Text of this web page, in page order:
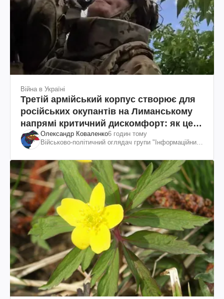
Війна в Україні
Третій армійський корпус створює для
російських окупантів на Лиманському
напрямі критичний дискомфорт: як це
вдалосяОлександр Коваленко6 годин тому
Військово-політичний оглядач групи "Інформаційний